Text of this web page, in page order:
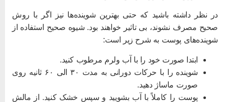
نظر داشته باشید که حتی بهترین شوینده‌ها نیز اگر با روش
مصرف نشوند، بی تاثیر خواهند بود. شیوه صحیح استفاده از
پوست به شرح زیر است:
ابتدا صورت خود را با آب ولرم مرطوب کنید.
شوینده را با حرکات دورانی به مدت ۳۰ الی ۶۰ ثانیه روی
صورت ماساژ دهید.
پوست را کاملاً با آب بشویید و سپس خشک کنید. از مالش